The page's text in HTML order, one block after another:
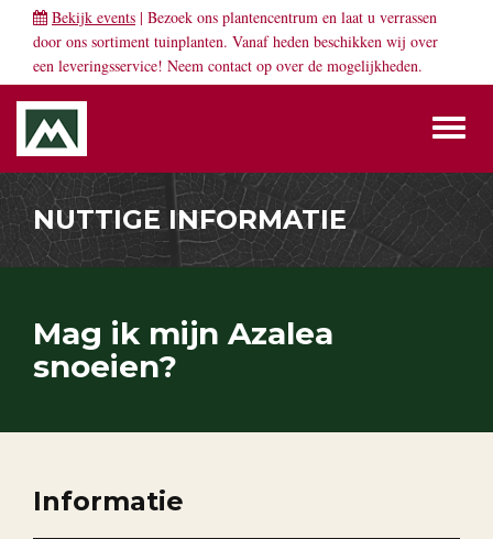
Bekijk events | Bezoek ons plantencentrum en laat u verrassen
door ons sortiment tuinplanten. Vanaf heden beschikken wij over
een leveringsservice! Neem contact op over de mogelijkheden.
NUTTIGE INFORMATIE
Mag ik mijn Azalea
snoeien?
Informatie